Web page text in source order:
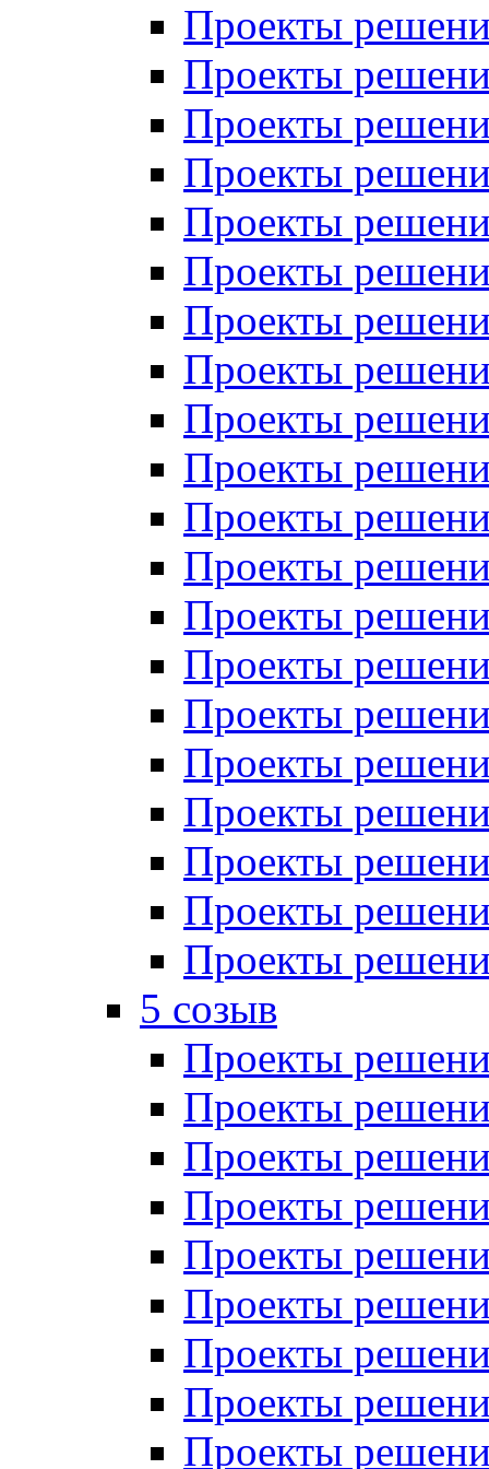
Проекты
Проекты
Проекты
Проекты
Проекты
Проекты
Проекты
Проекты
Проекты
Проекты
Проекты
Проекты
Проекты
Проекты
Проекты
Проекты
Проекты
Проекты
Проекты
Проекты
5 созыв
Проекты
Проекты
Проекты
Проекты
Проекты
Проекты
Проекты
Проекты
Проекты